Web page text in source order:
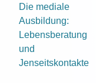
Die mediale
Ausbildung:
Lebensberatung
und
Jenseitskontakte